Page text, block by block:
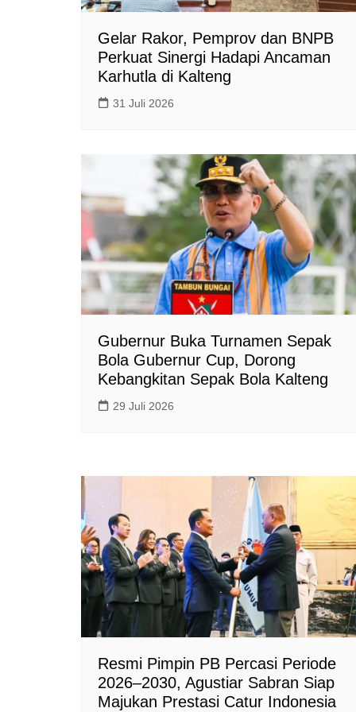
Gelar Rakor, Pemprov dan BNPB
Perkuat Sinergi Hadapi Ancaman
Karhutla di Kalteng
31 Juli 2026
Gubernur Buka Turnamen Sepak
Bola Gubernur Cup, Dorong
Kebangkitan Sepak Bola Kalteng
29 Juli 2026
Resmi Pimpin PB Percasi Periode
2026–2030, Agustiar Sabran Siap
Majukan Prestasi Catur Indonesia